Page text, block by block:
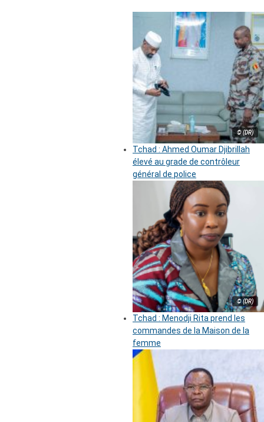
© (DR)
Tchad : Ahmed Oumar Djibrillah
élevé au grade de contrôleur
général de police
© (DR)
Tchad : Menodji Rita prend les
commandes de la Maison de la
femme